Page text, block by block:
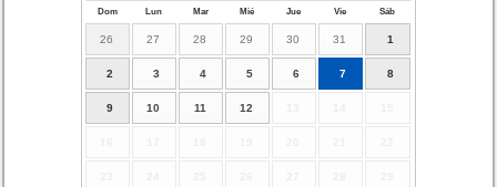
Dom Lun Mar Mié Jue Vie Sáb
26 27 28 29 30 31 1
2 3 4 5 6 7 8
9 10 11 12